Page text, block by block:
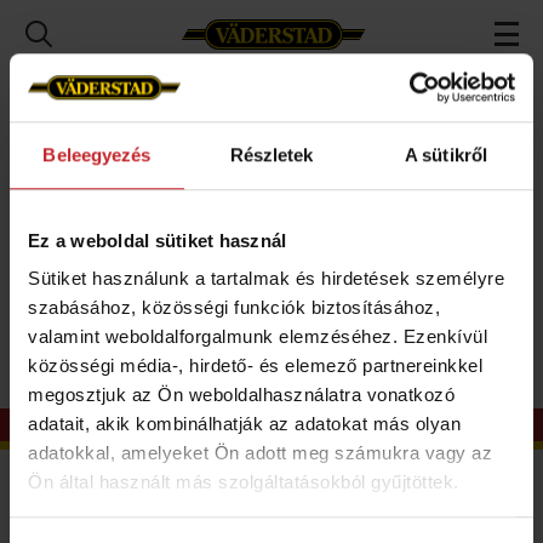
Beleegyezés Részletek A sütikről
Ez a weboldal sütiket használ
Sütiket használunk a tartalmak és hirdetések személyre
szabásához, közösségi funkciók biztosításához,
valamint weboldalforgalmunk elemzéséhez. Ezenkívül
közösségi média-, hirdető- és elemező partnereinkkel
megosztjuk az Ön weboldalhasználatra vonatkozó
adatait, akik kombinálhatják az adatokat más olyan
adatokkal, amelyeket Ön adott meg számukra vagy az
Ön által használt más szolgáltatásokból gyűjtöttek.
Nemzetközi hírek
Nemzetközi hírek
Kapcsolat